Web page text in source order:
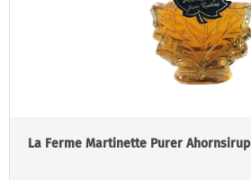
La Ferme Martinette Purer Ahornsirup